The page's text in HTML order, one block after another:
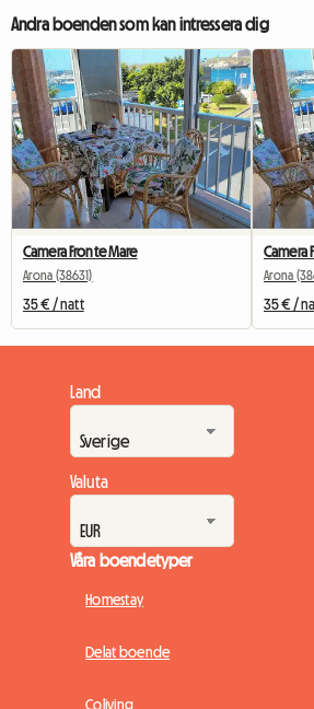
Andra boenden som kan intressera dig
Camera Fronte Mare
Arona (38631)
35 € / natt
Camera
Arona
35 € /
Land
Valuta
Våra boendetyper
Homestay
Delat boende
Coliving